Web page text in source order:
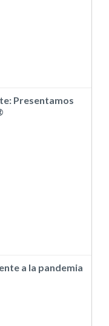
Presentamos
a la pandemia